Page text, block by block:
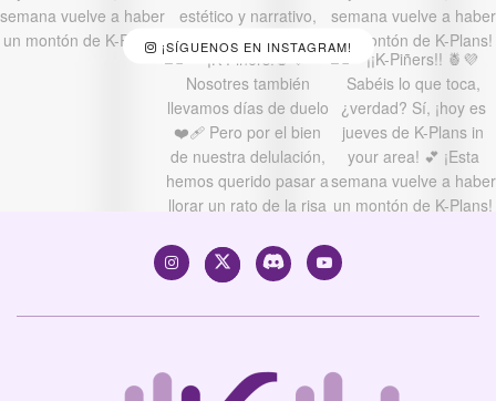
¡SÍGUENOS EN INSTAGRAM!